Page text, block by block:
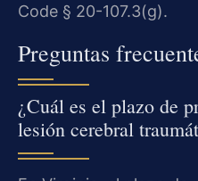
Code § 20-107.3(g).
Preguntas
¿Cuál es el plazo de
lesión cerebral